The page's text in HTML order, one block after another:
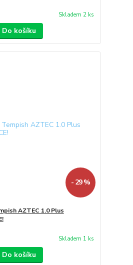
Skladem 2 ks
Do košíku
- 29 %
AZTEC 1.0 Plus
Skladem 1 ks
Do košíku